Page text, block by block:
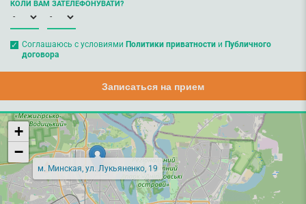
КОЛИ ВАМ ЗАТЕЛЕФОНУВАТИ?
Соглашаюсь с условиями Политики приватностии Публичного
договора
Записаться на прием
м. Минская, ул. Лукьяненко, 19
+
−